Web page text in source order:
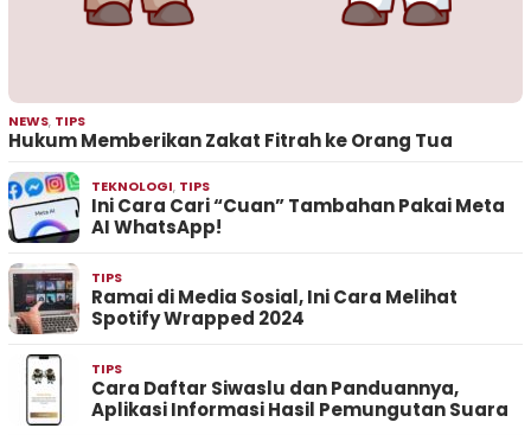
NEWS, TIPS
Hukum Memberikan Zakat Fitrah ke Orang Tua
TEKNOLOGI, TIPS
Ini Cara Cari “Cuan” Tambahan Pakai Meta
AI WhatsApp!
TIPS
Ramai di Media Sosial, Ini Cara Melihat
Spotify Wrapped 2024
TIPS
Cara Daftar Siwaslu dan Panduannya,
Aplikasi Informasi Hasil Pemungutan Suara